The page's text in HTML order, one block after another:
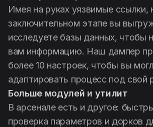
Имея на руках уязвимые ссылки,
заключительном этапе вы
исследуете базы данных, чтобы
вам информацию. Наш дампер
более 10 настроек, чтобы вы
адаптировать процесс под свой
Больше модулей и утилит
В арсенале есть и другое:
проверка параметров и дорков